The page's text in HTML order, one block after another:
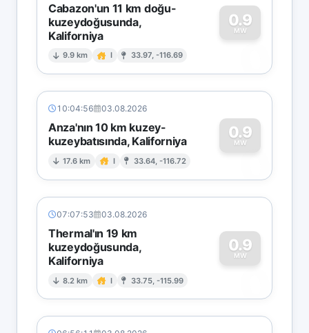
Cabazon'un 11 km doğu-
kuzeydoğusunda,
Kaliforniya
9.9 km I 33.97, -116.69
0.9
MW
0
10:04:56 03.08.2026
Anza'nın 10 km kuzey-
kuzeybatısında, Kaliforniya
17.6 km I 33.64, -116.72
0.9
MW
0
07:07:53 03.08.2026
Thermal'ın 19 km
kuzeydoğusunda,
Kaliforniya
8.2 km I 33.75, -115.99
0.9
MW
0